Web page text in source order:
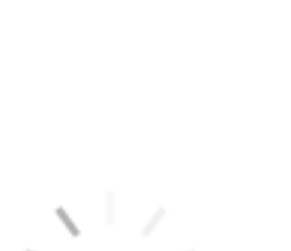
Адаптеры для